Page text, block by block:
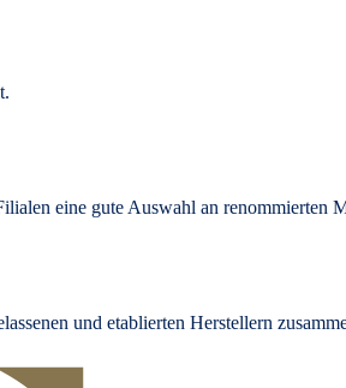
eine gute Auswahl an renommierten
und etablierten Herstellern